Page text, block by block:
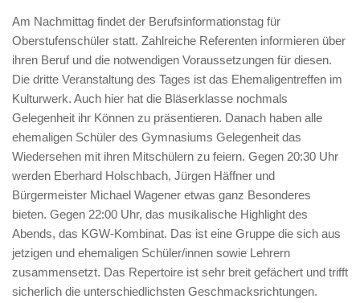
Am Nachmittag findet der Berufsinformationstag für
Oberstufenschüler statt. Zahlreiche Referenten informieren über
ihren Beruf und die notwendigen Voraussetzungen für diesen.
Die dritte Veranstaltung des Tages ist das Ehemaligentreffen im
Kulturwerk. Auch hier hat die Bläserklasse nochmals
Gelegenheit ihr Können zu präsentieren. Danach haben alle
ehemaligen Schüler des Gymnasiums Gelegenheit das
Wiedersehen mit ihren Mitschülern zu feiern. Gegen 20:30 Uhr
werden Eberhard Holschbach, Jürgen Häffner und
Bürgermeister Michael Wagener etwas ganz Besonderes
bieten. Gegen 22:00 Uhr, das musikalische Highlight des
Abends, das KGW-Kombinat. Das ist eine Gruppe die sich aus
jetzigen und ehemaligen Schüler/innen sowie Lehrern
zusammensetzt. Das Repertoire ist sehr breit gefächert und trifft
sicherlich die unterschiedlichsten Geschmacksrichtungen.